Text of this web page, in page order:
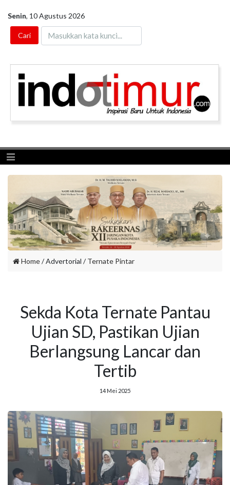
Senin, 10 Agustus 2026
Toggle navigation
Home/ Advertorial /Ternate Pintar
Sekda Kota Ternate Pantau
Ujian SD, Pastikan Ujian
Berlangsung Lancar dan
Tertib
14 Mei 2025